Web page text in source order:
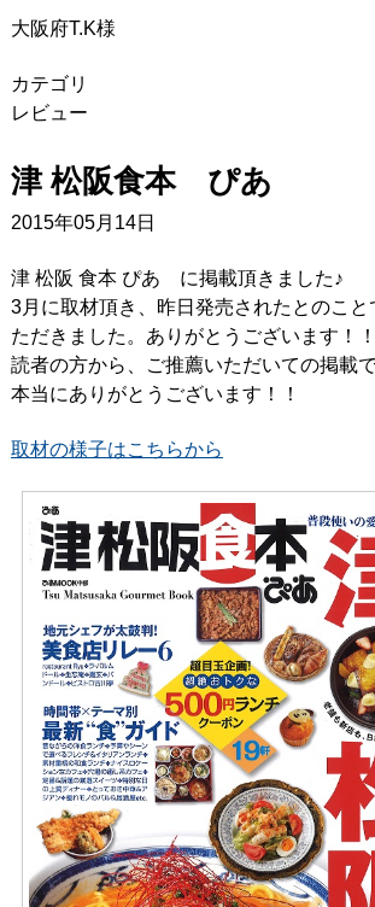
大阪府T.K様
カテゴリ
レビュー
津 松阪食本 ぴあ
2015年05月14日
津 松阪 食本 ぴあ に掲載頂きました♪
3月に取材頂き、昨日発売されたとのこと
ただきました。ありがとうございます！！
読者の方から、ご推薦いただいての掲載で
本当にありがとうございます！！
取材の様子はこちらから